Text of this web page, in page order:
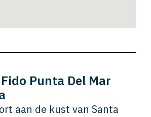
Punta Del Mar
aan de kust van Santa